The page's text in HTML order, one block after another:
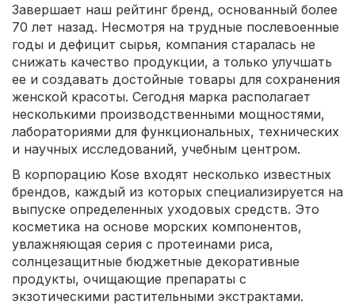
Завершает наш рейтинг бренд, основанный более
70 лет назад. Несмотря на трудные послевоенные
годы и дефицит сырья, компания старалась не
снижать качество продукции, а только улучшать
ее и создавать достойные товары для сохранения
женской красоты. Сегодня марка располагает
несколькими производственными мощностями,
лабораториями для функциональных, технических
и научных исследований, учебным центром.
В корпорацию Kose входят несколько известных
брендов, каждый из которых специализируется на
выпуске определенных уходовых средств. Это
косметика на основе морских компонентов,
увлажняющая серия с протеинами риса,
солнцезащитные бюджетные декоративные
продукты, очищающие препараты с
экзотическими растительными экстрактами.